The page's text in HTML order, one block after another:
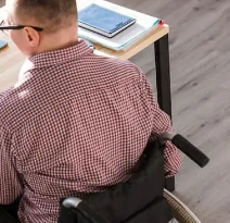
адаптації
Про це «Відбудова.
на